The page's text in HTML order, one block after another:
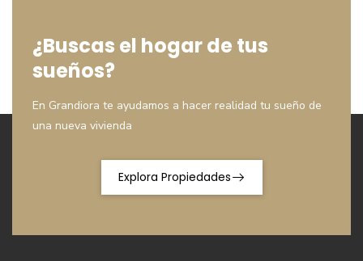
¿Buscas el hogar de tus
sueños?
En Grandiora te ayudamos a hacer realidad tu sueño de
una nueva vivienda
Explora Propiedades